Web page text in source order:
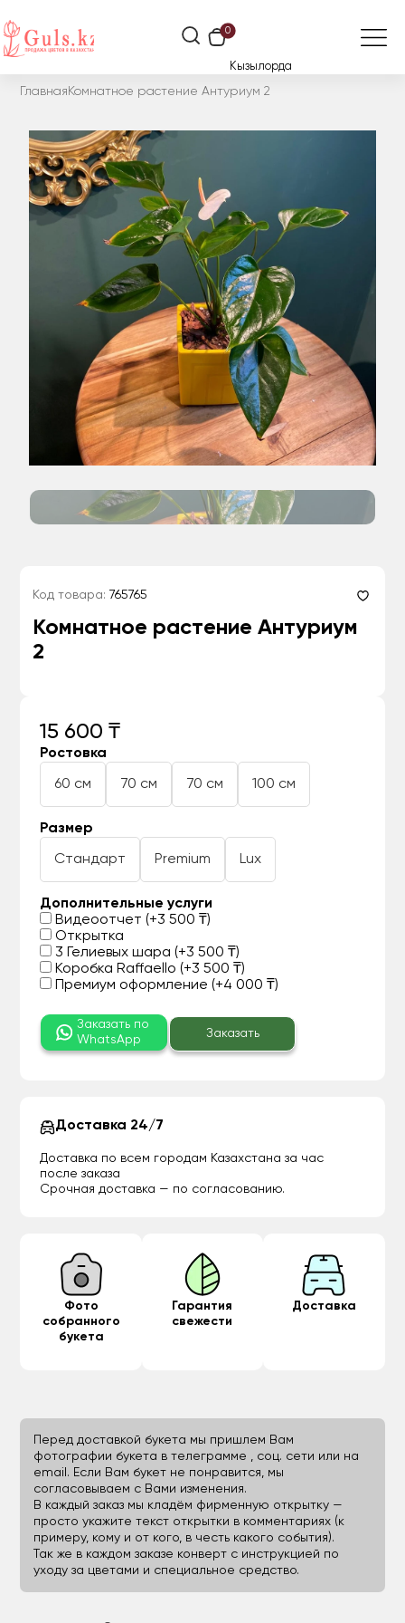
0
Кызылорда
Главная Комнатное растение Антуриум 2
Код товара: 765765
Комнатное растение Антуриум
2
15 600 ₸
Ростовка
60 см 70 см 70 см 100 см
Размер
Стандарт Premium Lux
Дополнительные услуги
Видеоотчет (+3 500 ₸)
Открытка
3 Гелиевых шара (+3 500 ₸)
Коробка Raffaello (+3 500 ₸)
Премиум оформление (+4 000 ₸)
Заказать по
WhatsApp
Заказать
Доставка 24/7
Доставка по всем городам Казахстана за час
после заказа
Срочная доставка — по согласованию.
Фото
собранного
букета
Гарантия
свежести
Доставка
Перед доставкой букета мы пришлем Вам
фотографии букета в телеграмме , соц. сети или на
email. Если Вам букет не понравится, мы
согласовываем с Вами изменения.
В каждый заказ мы кладём фирменную открытку —
просто укажите текст открытки в комментариях (к
примеру, кому и от кого, в честь какого события).
Так же в каждом заказе конверт с инструкцией по
уходу за цветами и специальное средство.